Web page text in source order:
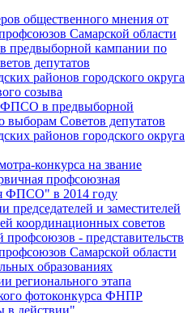
общественного мнения от
Самарской области
предвыборной кампании по
депутатов
районов городского округа
созыва
ФПСО в предвыборной
выборам Советов депутатов
районов городского округа
конкурса на звание
профсоюзная
ФПСО" в 2014 году
председателей и заместителей
координационных советов
профсоюзов - представительств
Самарской области
образованиях
регионального этапа
фотоконкурса ФНПР
в действии"